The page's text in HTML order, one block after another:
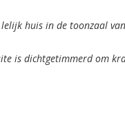
huis in de toonzaal
is dichtgetimmerd om